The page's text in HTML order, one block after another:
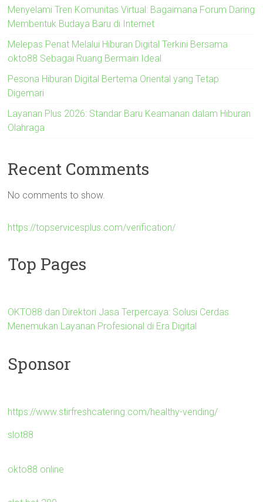
Menyelami Tren Komunitas Virtual: Bagaimana Forum Daring
Membentuk Budaya Baru di Internet
Melepas Penat Melalui Hiburan Digital Terkini Bersama
okto88 Sebagai Ruang Bermain Ideal
Pesona Hiburan Digital Bertema Oriental yang Tetap
Digemari
Layanan Plus 2026: Standar Baru Keamanan dalam Hiburan
Olahraga
Recent Comments
No comments to show.
https://topservicesplus.com/verification/
Top Pages
OKTO88 dan Direktori Jasa Terpercaya: Solusi Cerdas
Menemukan Layanan Profesional di Era Digital
Sponsor
https://www.stirfreshcatering.com/healthy-vending/
slot88
okto88 online